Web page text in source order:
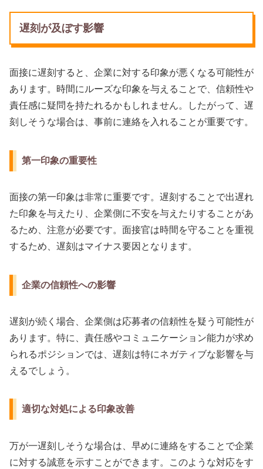
遅刻が及ぼす影響
面接に遅刻すると、企業に対する印象が悪くなる可能性が
あります。時間にルーズな印象を与えることで、信頼性や
責任感に疑問を持たれるかもしれません。したがって、遅
刻しそうな場合は、事前に連絡を入れることが重要です。
第一印象の重要性
面接の第一印象は非常に重要です。遅刻することで出遅れ
た印象を与えたり、企業側に不安を与えたりすることがあ
るため、注意が必要です。面接官は時間を守ることを重視
するため、遅刻はマイナス要因となります。
企業の信頼性への影響
遅刻が続く場合、企業側は応募者の信頼性を疑う可能性が
あります。特に、責任感やコミュニケーション能力が求め
られるポジションでは、遅刻は特にネガティブな影響を与
えるでしょう。
適切な対処による印象改善
万が一遅刻しそうな場合は、早めに連絡をすることで企業
に対する誠意を示すことができます。このような対応をす